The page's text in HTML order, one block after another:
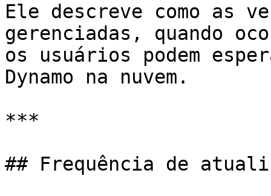
Ele descreve como as
gerenciadas, quando
os usuários podem
Dynamo na nuvem.
***
## Frequência de